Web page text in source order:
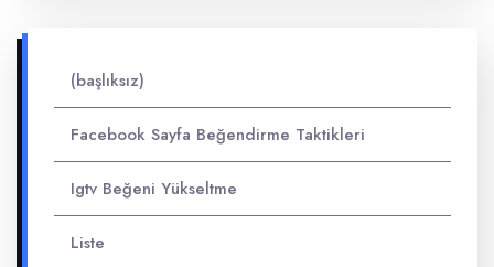
(başlıksız)
Facebook Sayfa Beğendirme Taktikleri
Igtv Beğeni Yükseltme
Liste